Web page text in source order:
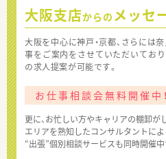
大阪支店からの メッセ
大阪を中心に神戸・京都、さらには
事をご案内をさせていただいてお
の求人提案が可能です。
お仕事相談会無料開催中！
更に、お忙しい方やキャリアの棚卸が
エリアを熟知したコンサルタントによ
“出張”個別相談サービスも同時開催中